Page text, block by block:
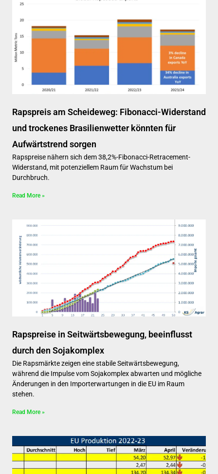
Rapspreis am Scheideweg: Fibonacci-Widerstand
und trockenes Brasilienwetter könnten für
Aufwärtstrend sorgen
Rapspreise nähern sich dem 38,2%-Fibonacci-Retracement-
Widerstand, mit potenziellem Raum für Wachstum bei
Durchbruch.
Read More »
Rapspreise in Seitwärtsbewegung, beeinflusst
durch den Sojakomplex
Die Rapsmärkte zeigen eine stabile Seitwärtsbewegung,
während die Impulse vom Sojakomplex abwarten und mögliche
Änderungen in den Importerwartungen in die EU im Raum
stehen.
Read More »